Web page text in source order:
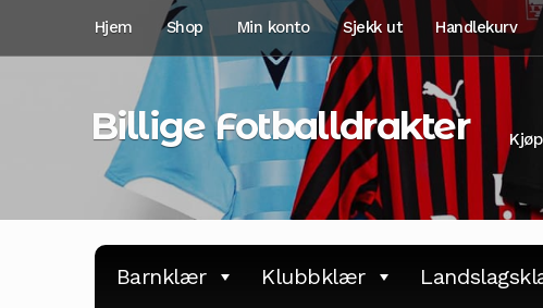
navigasjon
innhold
Hjem Shop Min konto Sjekk ut Handlekurv
Billige Fotballdrakter
Barnklær Klubbklær